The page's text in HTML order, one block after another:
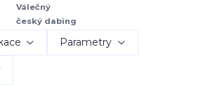
Válečný
český dabing
Parametry